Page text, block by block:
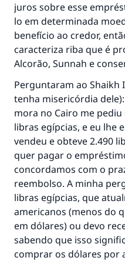
juros sobre esse
lo em determinada
benefício ao credor,
caracteriza riba que é
Alcorão, Sunnah e
Perguntaram ao Shaikh
tenha misericórdia
mora no Cairo me
libras egípcias, e eu lhe
vendeu e obteve 2.490
quer pagar o
concordamos com o
reembolso. A minha
libras egípcias, que
americanos (menos do
em dólares) ou devo
sabendo que isso
comprar os dólares por